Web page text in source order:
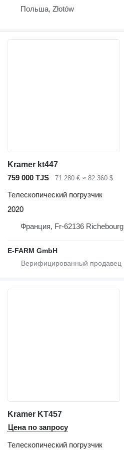
Польша, Złotów
Kramer kt447
759 000 TJS
71 280 € ≈ 82 360 $
Телескопический погрузчик
2020
Франция, Fr-62136 Richebourg
E-FARM GmbH
Kramer KT457
Цена по запросу
Телескопический погрузчик